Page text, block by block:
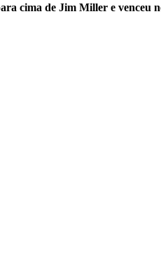
cima de Jim Miller e venceu